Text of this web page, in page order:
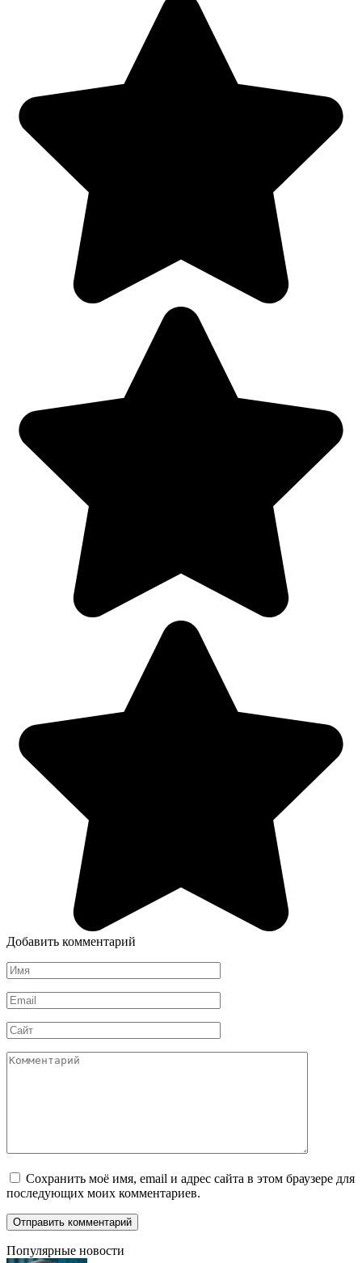
Добавить комментарий
Имя
*
Email
*
Сайт
Комментарий
Сохранить моё имя, email и адрес сайта в этом браузере для
последующих моих комментариев.
Популярные новости